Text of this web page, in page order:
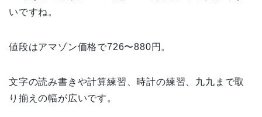
いですね。
値段はアマゾン価格で726〜880円。
文字の読み書きや計算練習、時計の練習、九九まで取
り揃えの幅が広いです。